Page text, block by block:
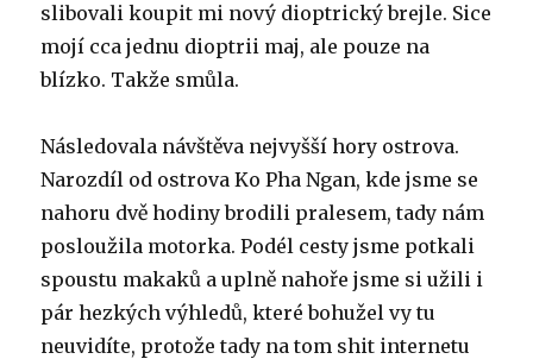
slibovali koupit mi nový dioptrický brejle. Sice
mojí cca jednu dioptrii maj, ale pouze na
blízko. Takže smůla.
Následovala návštěva nejvyšší hory ostrova.
Narozdíl od ostrova Ko Pha Ngan, kde jsme se
nahoru dvě hodiny brodili pralesem, tady nám
posloužila motorka. Podél cesty jsme potkali
spoustu makaků a uplně nahoře jsme si užili i
pár hezkých výhledů, které bohužel vy tu
neuvidíte, protože tady na tom shit internetu